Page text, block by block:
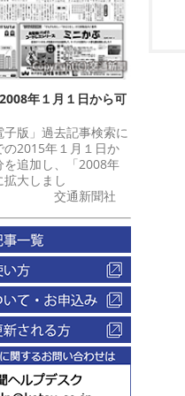
年１月１日から可
版」過去記事検索に
2015年１月１日か
を追加し、「2008年
拡大しまし
新聞社